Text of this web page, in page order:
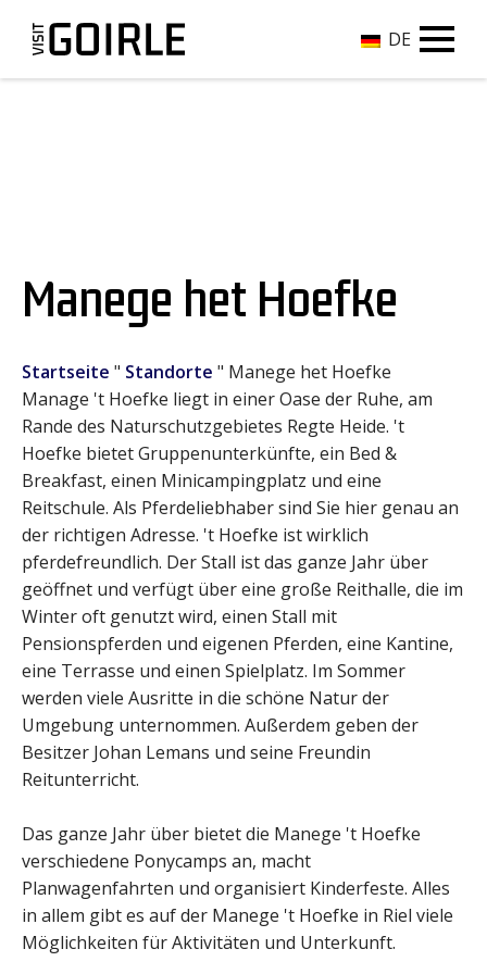
DE
Manege het Hoefke
Startseite " Standorte " Manege het Hoefke
Manage 't Hoefke liegt in einer Oase der Ruhe, am
Rande des Naturschutzgebietes Regte Heide. 't
Hoefke bietet Gruppenunterkünfte, ein Bed &
Breakfast, einen Minicampingplatz und eine
Reitschule. Als Pferdeliebhaber sind Sie hier genau an
der richtigen Adresse. 't Hoefke ist wirklich
pferdefreundlich. Der Stall ist das ganze Jahr über
geöffnet und verfügt über eine große Reithalle, die im
Winter oft genutzt wird, einen Stall mit
Pensionspferden und eigenen Pferden, eine Kantine,
eine Terrasse und einen Spielplatz. Im Sommer
werden viele Ausritte in die schöne Natur der
Umgebung unternommen. Außerdem geben der
Besitzer Johan Lemans und seine Freundin
Reitunterricht.
Das ganze Jahr über bietet die Manege 't Hoefke
verschiedene Ponycamps an, macht
Planwagenfahrten und organisiert Kinderfeste. Alles
in allem gibt es auf der Manege 't Hoefke in Riel viele
Möglichkeiten für Aktivitäten und Unterkunft.